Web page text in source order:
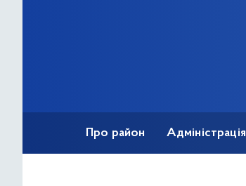
Про район Адміністрація